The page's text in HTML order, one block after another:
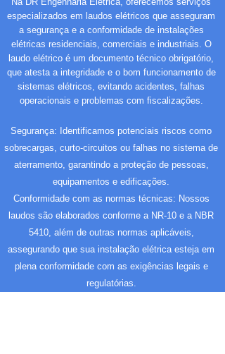
especializados em laudos elétricos que asseguram
a segurança e a conformidade de instalações
elétricas residenciais, comerciais e industriais. O
laudo elétrico é um documento técnico obrigatório,
que atesta a integridade e o bom funcionamento de
sistemas elétricos, evitando acidentes, falhas
operacionais e problemas com fiscalizações.
Segurança: Identificamos potenciais riscos como
sobrecargas, curto-circuitos ou falhas no sistema de
aterramento, garantindo a proteção de pessoas,
equipamentos e edificações.
Conformidade com as normas técnicas: Nossos
laudos são elaborados conforme a NR-10 e a NBR
5410, além de outras normas aplicáveis,
assegurando que sua instalação elétrica esteja em
plena conformidade com as exigências legais e
regulatórias.